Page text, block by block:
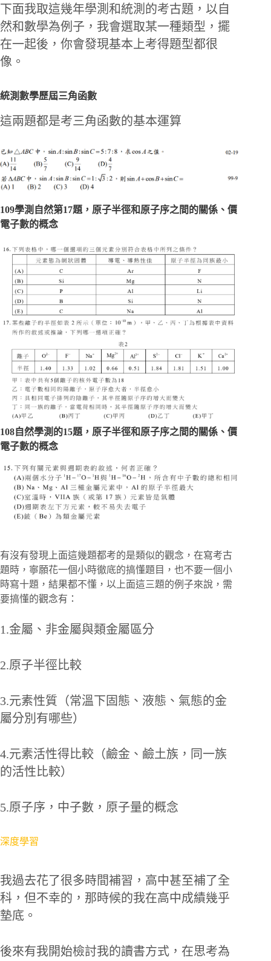
下面我取這幾年學測和統測的考古題，以自
然和數學為例子，我會選取某一種類型，擺
在一起後，你會發現基本上考得題型都很
像。
統測數學歷屆三角函數
這兩題都是考三角函數的基本運算
109學測自然第17題，原子半徑和原子序之間的關係、價
電子數的概念
108自然學測的15題，原子半徑和原子序之間的關係、價
電子數的概念
有沒有發現上面這幾題都考的是類似的觀念，在寫考古
題時，寧願花一個小時徹底的搞懂題目，也不要一個小
時寫十題，結果都不懂，以上面這三題的例子來說，需
要搞懂的觀念有：
1.金屬、非金屬與類金屬區分
2.原子半徑比較
3.元素性質（常溫下固態、液態、氣態的金
屬分別有哪些）
4.元素活性得比較（鹼金、鹼土族，同一族
的活性比較）
5.原子序，中子數，原子量的概念
深度學習
我過去花了很多時間補習，高中甚至補了全
科，但不幸的，那時候的我在高中成績幾乎
墊底。
後來有我開始檢討我的讀書方式，在思考為